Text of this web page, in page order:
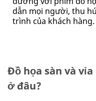
dẫn mọi người, thu
trình của khách hàng.
Đồ họa sàn và
ở đâu?